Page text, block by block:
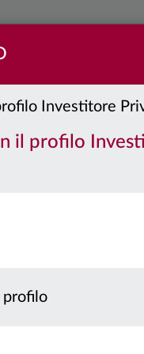
Investitore
il profilo
profilo
2026
contenente le informazioni